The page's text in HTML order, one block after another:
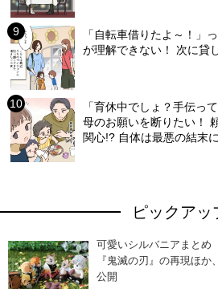
「自転車借りたよ～！」
が理解できない！ 次に貸
「育休中でしょ？手伝っ
母のお願いを断りたい！
関心!? 自体は最悪の結末
ピックアッ
可愛いシルバニアまとめ
『鬼滅の刃』の再現ほ
公開